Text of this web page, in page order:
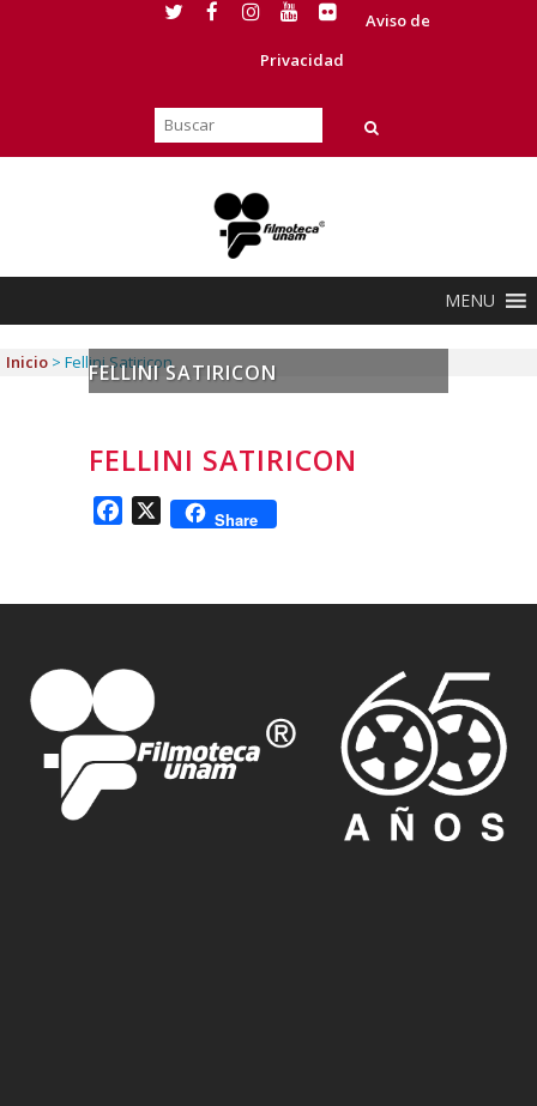
Aviso de
Privacidad
MENU
FELLINI SATIRICON
Inicio > Fellini Satiricon
FELLINI SATIRICON
Facebook
X Share